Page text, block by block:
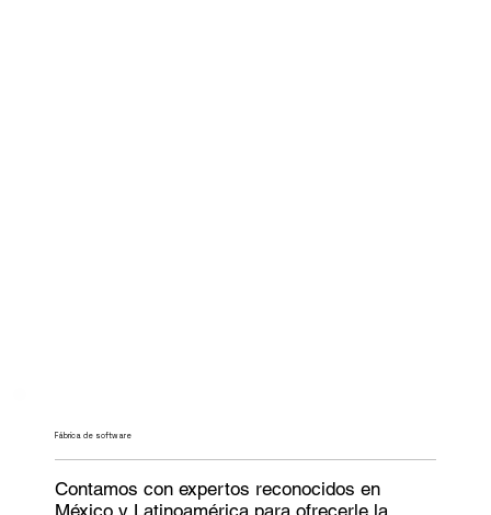
Fábrica de software
Contamos con expertos reconocidos en